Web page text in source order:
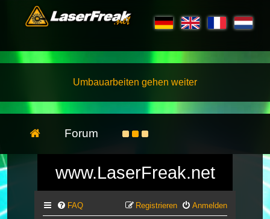
Umbauarbeiten gehen weiter
Forum
www.LaserFreak.net
FAQ Anmelden
Registrieren